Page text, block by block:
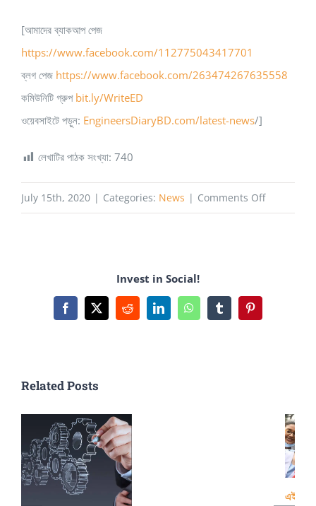
[আমাদের ব্যাকআপ পেজ
https://www.facebook.com/112775043417701
ব্লগ পেজ https://www.facebook.com/263474267635558
কমিউনিটি গ্রুপ bit.ly/WriteED
ওয়েবসাইটে পড়ুন: EngineersDiaryBD.com/latest-news/]
লেখাটির পাঠক সংখ্যা: 740
July 15th, 2020 | Categories: News | Comments Offon
Invest in Social!
Facebook
X RedditLinkedInWhatsAppTumblrPinterest
Related Posts
এইস এস